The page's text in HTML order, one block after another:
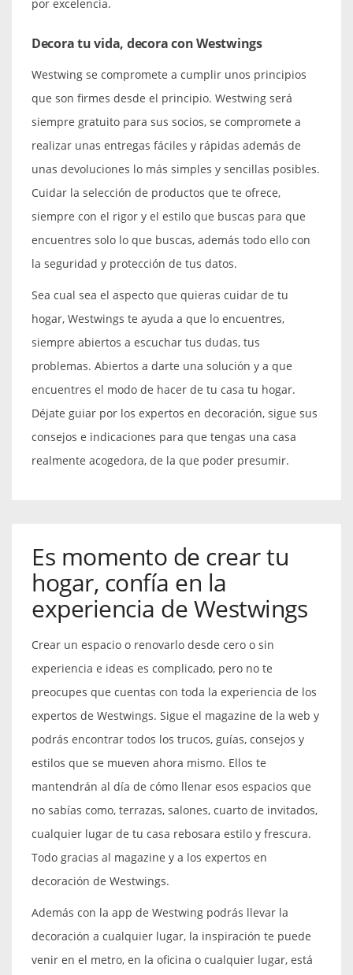
por excelencia.
Decora tu vida, decora con Westwings
Westwing se compromete a cumplir unos principios
que son firmes desde el principio. Westwing será
siempre gratuito para sus socios, se compromete a
realizar unas entregas fáciles y rápidas además de
unas devoluciones lo más simples y sencillas posibles.
Cuidar la selección de productos que te ofrece,
siempre con el rigor y el estilo que buscas para que
encuentres solo lo que buscas, además todo ello con
la seguridad y protección de tus datos.
Sea cual sea el aspecto que quieras cuidar de tu
hogar, Westwings te ayuda a que lo encuentres,
siempre abiertos a escuchar tus dudas, tus
problemas. Abiertos a darte una solución y a que
encuentres el modo de hacer de tu casa tu hogar.
Déjate guiar por los expertos en decoración, sigue sus
consejos e indicaciones para que tengas una casa
realmente acogedora, de la que poder presumir.
Es momento de crear tu
hogar, confía en la
experiencia de Westwings
Crear un espacio o renovarlo desde cero o sin
experiencia e ideas es complicado, pero no te
preocupes que cuentas con toda la experiencia de los
expertos de Westwings. Sigue el magazine de la web y
podrás encontrar todos los trucos, guías, consejos y
estilos que se mueven ahora mismo. Ellos te
mantendrán al día de cómo llenar esos espacios que
no sabías como, terrazas, salones, cuarto de invitados,
cualquier lugar de tu casa rebosara estilo y frescura.
Todo gracias al magazine y a los expertos en
decoración de Westwings.
Además con la app de Westwing podrás llevar la
decoración a cualquier lugar, la inspiración te puede
venir en el metro, en la oficina o cualquier lugar, está